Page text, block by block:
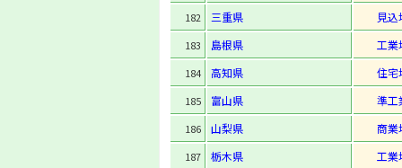
182 三重県 見込
183 島根県 工業
184 高知県 住宅
185 富山県 準工
186 山梨県 商業
187 栃木県 工業